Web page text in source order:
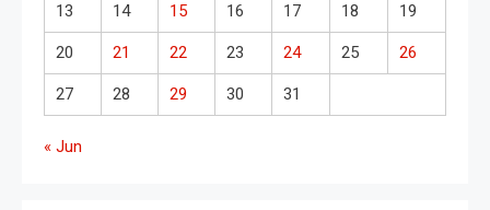
13 14 15 16 17 18 19
20 21 22 23 24 25 26
27 28 29 30 31
« Jun